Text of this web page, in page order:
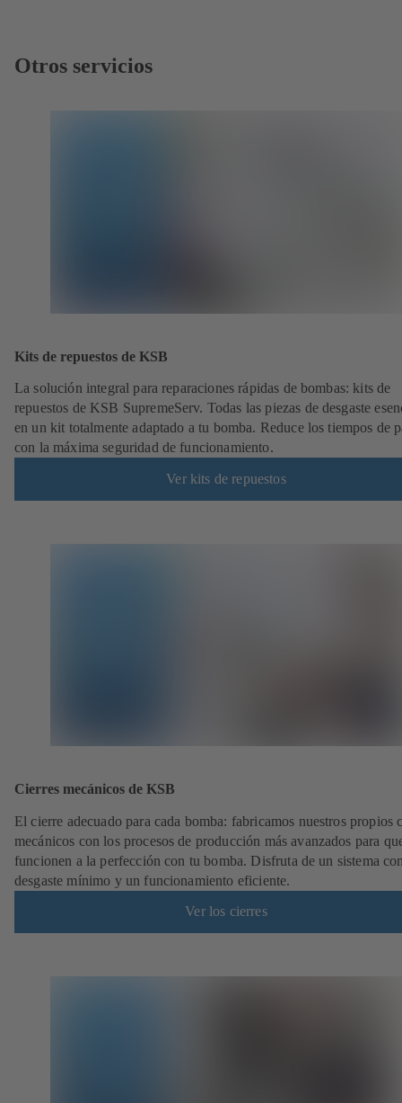
Otros servicios
Kits de repuestos de KSB
La solución integral para reparaciones rápidas de bombas: kits de
repuestos de KSB SupremeServ. Todas las piezas de desgaste
en un kit totalmente adaptado a tu bomba. Reduce los tiempos de
con la máxima seguridad de funcionamiento.
Ver kits de repuestos
Cierres mecánicos de KSB
El cierre adecuado para cada bomba: fabricamos nuestros propios
mecánicos con los procesos de producción más avanzados para
funcionen a la perfección con tu bomba. Disfruta de un sistema
desgaste mínimo y un funcionamiento eficiente.
Ver los cierres